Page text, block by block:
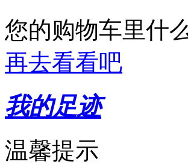
您的购物车里什
再去看看吧
我的足迹
温馨提示